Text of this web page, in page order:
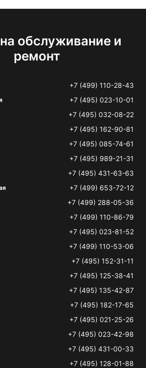
обслуживание и
ремонт
+7 (499) 110-28-43
+7 (495) 023-10-01
+7 (495) 032-08-22
+7 (495) 162-90-81
+7 (495) 085-74-61
+7 (495) 989-21-31
+7 (495) 431-63-63
+7 (499) 653-72-12
+7 (499) 288-05-36
+7 (499) 110-86-79
+7 (495) 023-81-52
+7 (499) 110-53-06
+7 (495) 152-31-11
+7 (495) 125-38-41
+7 (495) 135-42-87
+7 (495) 182-17-65
+7 (495) 021-25-26
+7 (495) 023-42-98
+7 (495) 431-00-33
+7 (495) 128-01-88